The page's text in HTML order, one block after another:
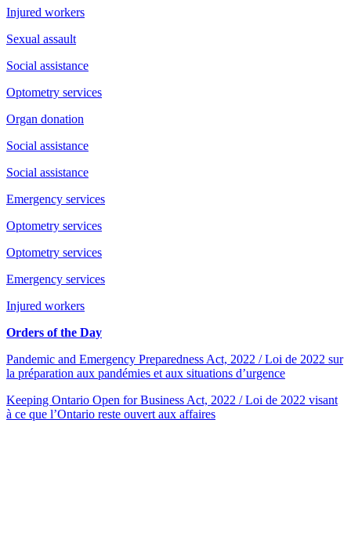
Injured workers
Sexual assault
Social assistance
Optometry services
Organ donation
Social assistance
Social assistance
Emergency services
Optometry services
Optometry services
Emergency services
Injured workers
Orders of the Day
Pandemic and Emergency Preparedness Act, 2022 / Loi de 2022 sur
la préparation aux pandémies et aux situations d’urgence
Keeping Ontario Open for Business Act, 2022 / Loi de 2022 visant
à ce que l’Ontario reste ouvert aux affaires